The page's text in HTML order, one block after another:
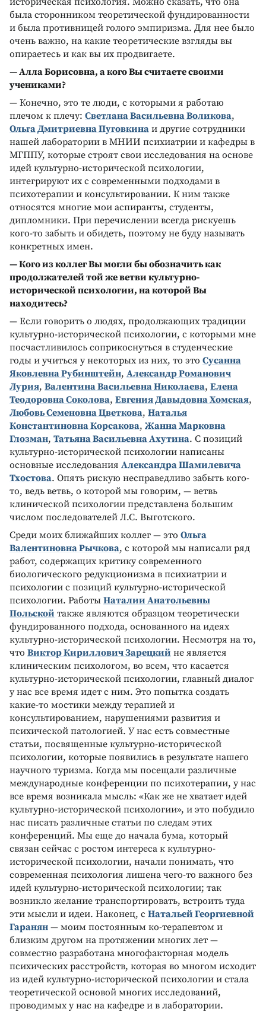
была сторонником теоретической фундированности
и была противницей голого эмпиризма. Для нее было
очень важно, на какие теоретические взгляды вы
опираетесь и как вы их продвигаете.
— Алла Борисовна, а кого Вы считаете своими
учениками?
— Конечно, это те люди, с которыми я работаю
плечом к плечу: Светлана Васильевна Воликова,
Ольга Дмитриевна Пуговкина и другие сотрудники
нашей лаборатории в МНИИ психиатрии и кафедры в
МГППУ, которые строят свои исследования на основе
идей культурно-исторической психологии,
интегрируют их с современными подходами в
психотерапии и консультировании. К ним также
относятся многие мои аспиранты, студенты,
дипломники. При перечислении всегда рискуешь
кого-то забыть и обидеть, поэтому не буду называть
конкретных имен.
— Кого из коллег Вы могли бы обозначить как
продолжателей той же ветви культурно-
исторической психологии, на которой Вы
находитесь?
— Если говорить о людях, продолжающих традиции
культурно-исторической психологии, с которыми мне
посчастливилось соприкоснуться в студенческие
годы и учиться у некоторых из них, то это Сусанна
Яковлевна Рубинштейн, Александр Романович
Лурия, Валентина Васильевна Николаева, Елена
Теодоровна Соколова, Евгения Давыдовна Хомская,
Любовь Семеновна Цветкова, Наталья
Константиновна Корсакова, Жанна Марковна
Глозман, Татьяна Васильевна Ахутина. С позиций
культурно-исторической психологии написаны
основные исследования Александра Шамилевича
Тхостова. Опять рискую несправедливо забыть кого-
то, ведь ветвь, о которой мы говорим, — ветвь
клинической психологии представлена большим
числом последователей Л.С. Выготского.
Среди моих ближайших коллег — это Ольга
Валентиновна Рычкова, с которой мы написали ряд
работ, содержащих критику современного
биологического редукционизма в психиатрии и
психологии с позиций культурно-исторической
психологии. Работы Наталии Анатольевны
Польской также являются образцом теоретически
фундированного подхода, основанного на идеях
культурно-исторической психологии. Несмотря на то,
что Виктор Кириллович Зарецкий не является
клиническим психологом, во всем, что касается
культурно-исторической психологии, главный диалог
у нас все время идет с ним. Это попытка создать
какие-то мостики между терапией и
консультированием, нарушениями развития и
психической патологией. У нас есть совместные
статьи, посвященные культурно-исторической
психологии, которые появились в результате нашего
научного туризма. Когда мы посещали различные
международные конференции по психотерапии, у нас
все время возникала мысль: «Как же не хватает идей
культурно-исторической психологии», и это побудило
нас писать различные статьи по следам этих
конференций. Мы еще до начала бума, который
связан сейчас с ростом интереса к культурно-
исторической психологии, начали понимать, что
современная психология лишена чего-то важного без
идей культурно-исторической психологии; так
возникло желание транспортировать, встроить туда
эти мысли и идеи. Наконец, с Натальей Георгиевной
Гаранян — моим постоянным ко-терапевтом и
близким другом на протяжении многих лет —
совместно разработана многофакторная модель
психических расстройств, которая во многом исходит
из идей культурно-исторической психологии и стала
теоретической основой многих исследований,
проводимых у нас на кафедре и в лаборатории.